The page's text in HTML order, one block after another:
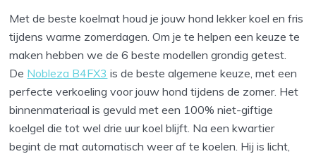
Met de beste koelmat houd je jouw hond lekker koel en fris
tijdens warme zomerdagen. Om je te helpen een keuze te
maken hebben we de 6 beste modellen grondig getest.
De Nobleza B4FX3 is de beste algemene keuze, met een
perfecte verkoeling voor jouw hond tijdens de zomer. Het
binnenmateriaal is gevuld met een 100% niet-giftige
koelgel die tot wel drie uur koel blijft. Na een kwartier
begint de mat automatisch weer af te koelen. Hij is licht,